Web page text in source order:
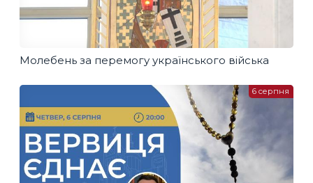
Молебень за перемогу українського війська
6 серпня